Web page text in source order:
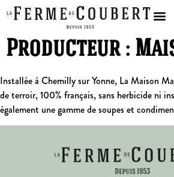
Producteur :
Installée à Chemilly sur Yonne, La Maison
de terroir, 100% français, sans herbicide ni
également une gamme de soupes et